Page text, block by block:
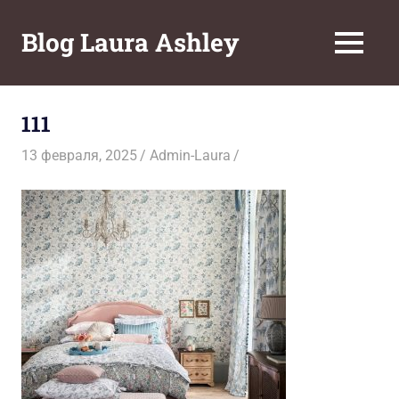
содержимому
Blog Laura Ashley МЕНЮ
111
13 февраля, 2025 Admin-Laura